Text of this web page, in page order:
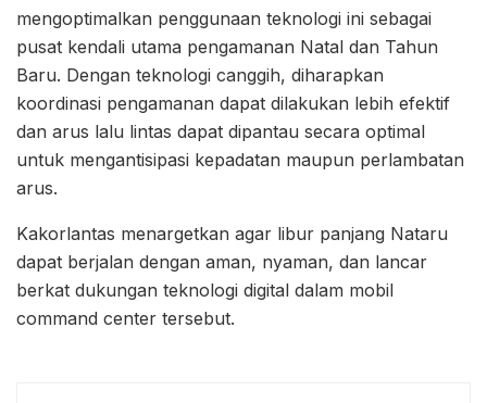
mengoptimalkan penggunaan teknologi ini sebagai
pusat kendali utama pengamanan Natal dan Tahun
Baru. Dengan teknologi canggih, diharapkan
koordinasi pengamanan dapat dilakukan lebih efektif
dan arus lalu lintas dapat dipantau secara optimal
untuk mengantisipasi kepadatan maupun perlambatan
arus.
Kakorlantas menargetkan agar libur panjang Nataru
dapat berjalan dengan aman, nyaman, dan lancar
berkat dukungan teknologi digital dalam mobil
command center tersebut.